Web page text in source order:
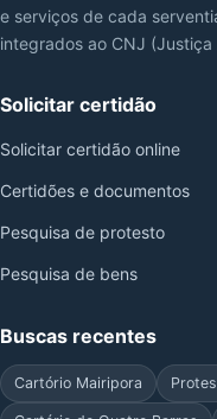
e serviços de cada
integrados ao CNJ (Justiça
Solicitar certidão
Solicitar certidão online
Certidões e documentos
Pesquisa de protesto
Pesquisa de bens
Buscas recentes
Cartório Mairipora